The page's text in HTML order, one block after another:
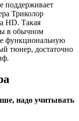
поддерживает
Триколор
HD. Такая
в обычном
функциональную
тюнер, достаточно
надо учитывать